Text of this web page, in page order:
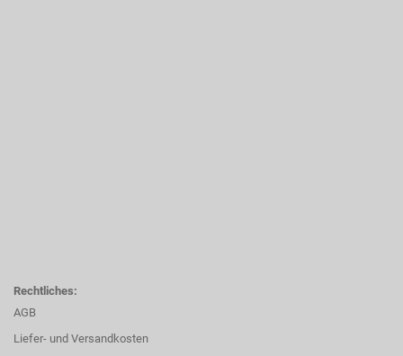
Rechtliches:
AGB
Liefer- und Versandkosten